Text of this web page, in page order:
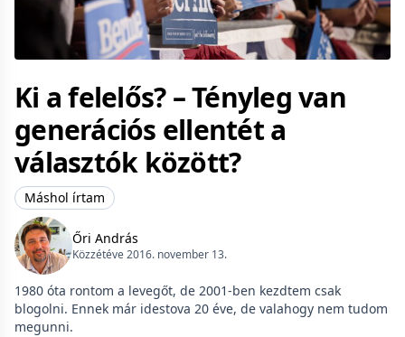
Ki a felelős? – Tényleg van
generációs ellentét a
választók között?
Máshol írtam
Őri András
Közzétéve 2016. november 13.
1980 óta rontom a levegőt, de 2001-ben kezdtem csak
blogolni. Ennek már idestova 20 éve, de valahogy nem tudom
megunni.